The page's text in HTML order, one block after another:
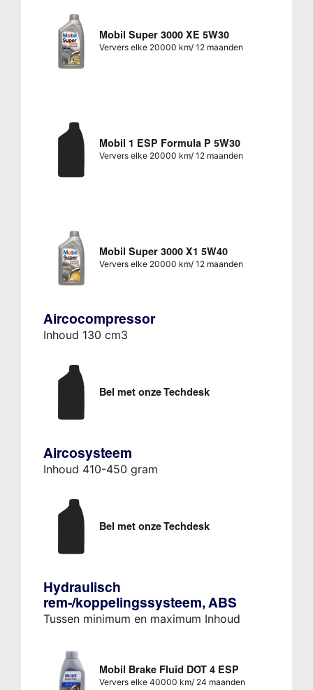
Mobil Super 3000 XE 5W30
Ververs elke 20000 km/ 12 maanden
Mobil 1 ESP Formula P 5W30
Ververs elke 20000 km/ 12 maanden
Mobil Super 3000 X1 5W40
Ververs elke 20000 km/ 12 maanden
Aircocompressor
Inhoud 130 cm3
Bel met onze Techdesk
Aircosysteem
Inhoud 410-450 gram
Bel met onze Techdesk
Hydraulisch
rem-/koppelingssysteem, ABS
Tussen minimum en maximum Inhoud
Mobil Brake Fluid DOT 4 ESP
Ververs elke 40000 km/ 24 maanden